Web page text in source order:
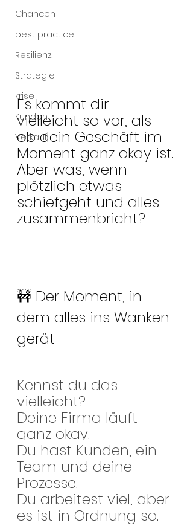
Chancen
best practice
Resilienz
Strategie
krise
Kunden
Verkauf
Es kommt dir
vielleicht so vor, als
ob dein Geschäft im
Moment ganz okay ist.
Aber was, wenn
plötzlich etwas
schiefgeht und alles
zusammenbricht?
🚧 Der Moment, in
dem alles ins Wanken
gerät
Kennst du das
vielleicht?
Deine Firma läuft
ganz okay.
Du hast Kunden, ein
Team und deine
Prozesse.
Du arbeitest viel, aber
es ist in Ordnung so.